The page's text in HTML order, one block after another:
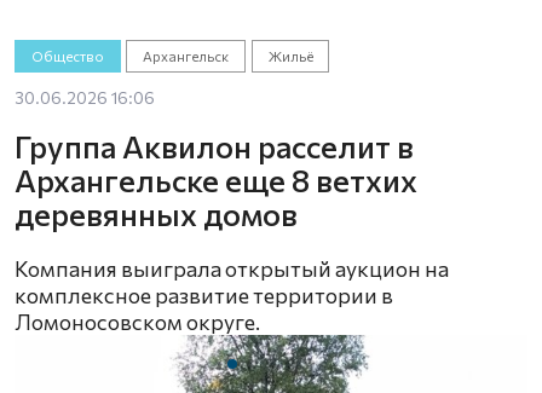
Общество Архангельск Жильё
30.06.2026 16:06
Группа Аквилон расселит в
Архангельске еще 8 ветхих
деревянных домов
Компания выиграла открытый аукцион на
комплексное развитие территории в
Ломоносовском округе.